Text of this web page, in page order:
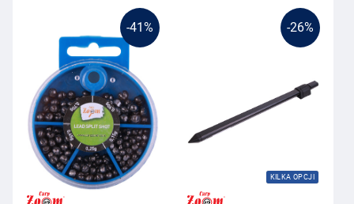
-41% -26%
KILKA OPCJI